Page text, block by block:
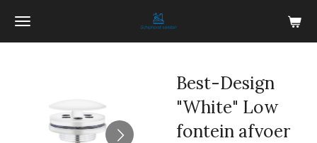
Ga
Best-Design
"White" Low
fontein afvoer